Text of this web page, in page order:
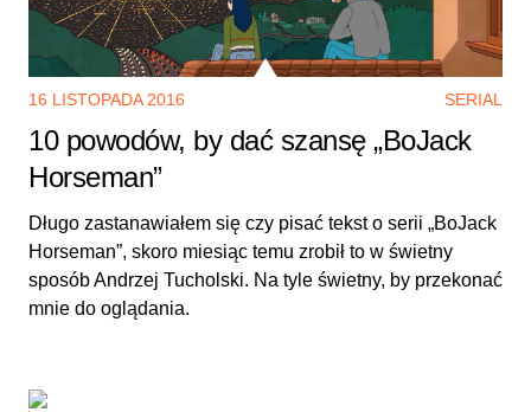
16 LISTOPADA 2016 SERIAL
10 powodów, by dać szansę „BoJack
Horseman”
Długo zastanawiałem się czy pisać tekst o serii „BoJack
Horseman”, skoro miesiąc temu zrobił to w świetny
sposób Andrzej Tucholski. Na tyle świetny, by przekonać
mnie do oglądania.